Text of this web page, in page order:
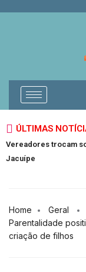
ÚLTIMAS
Vereadores trocam
Jacuípe
Home
Geral
Parentalidade
criação de filhos